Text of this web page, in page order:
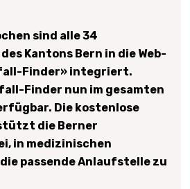
sind alle 34
Kantons Bern in die Web-
Finder» integriert.
Finder nun im gesamten
Die kostenlose
die Berner
in medizinischen
passende Anlaufstelle zu